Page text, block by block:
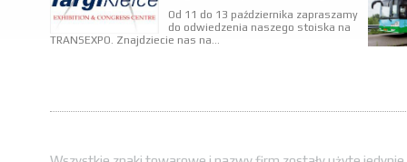
Od 11 do 13 października zapraszamy
do odwiedzenia naszego stoiska na
TRANSEXPO. Znajdziecie nas na...